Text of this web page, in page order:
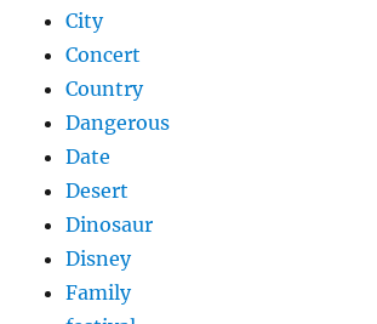
City
Concert
Country
Dangerous
Date
Desert
Dinosaur
Disney
Family